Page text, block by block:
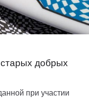
добрых
при участии